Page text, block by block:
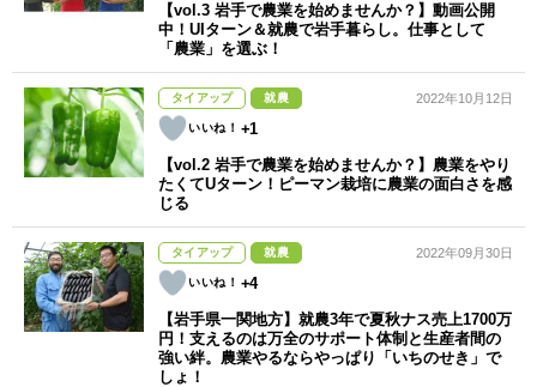
【vol.3 岩手で農業を始めませんか？】動画公開
中！UIターン＆就農で岩手暮らし。仕事として
「農業」を選ぶ！
タイアップ 就農
+1
2022年10月12日
【vol.2 岩手で農業を始めませんか？】農業をやり
たくてUターン！ピーマン栽培に農業の面白さを感
じる
タイアップ 就農
+4
2022年09月30日
【岩手県一関地方】就農3年で夏秋ナス売上1700万
円！支えるのは万全のサポート体制と生産者間の
強い絆。農業やるならやっぱり「いちのせき」で
しょ！